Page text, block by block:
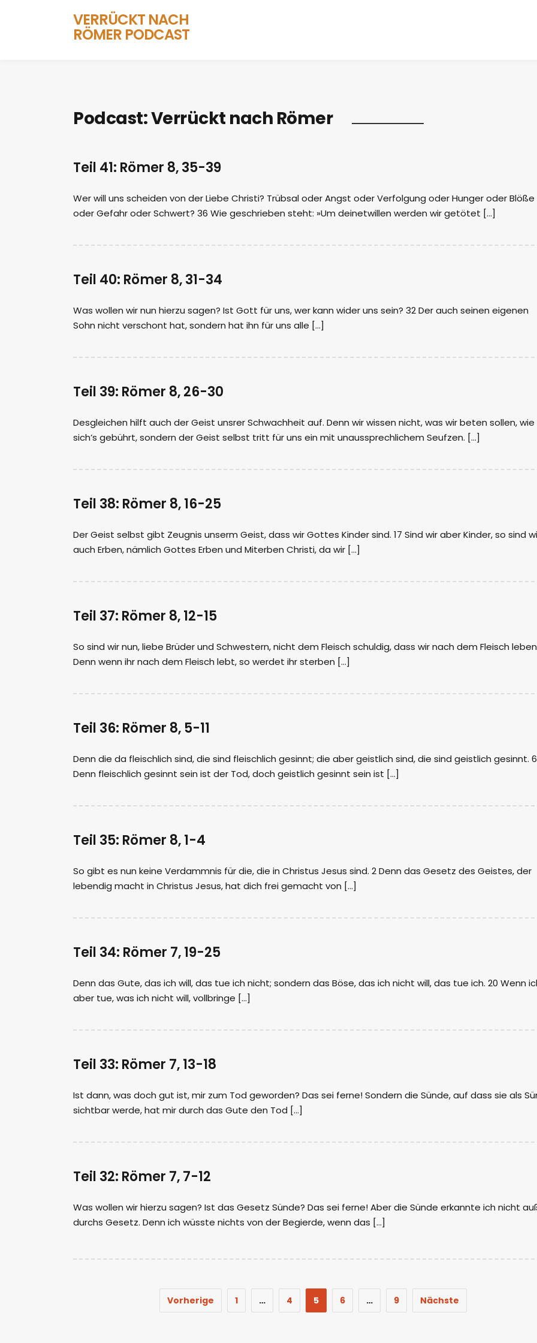
VERRÜCKT NACH
RÖMER PODCAST
Podcast:Verrückt nach Römer
Teil 41: Römer 8, 35-39
Wer will uns scheiden von der Liebe Christi? Trübsal oder Angst oder Verfolgung oder Hunger oder Blöße
oder Gefahr oder Schwert? 36 Wie geschrieben steht: »Um deinetwillen werden wir getötet […]
Teil 40: Römer 8, 31-34
Was wollen wir nun hierzu sagen? Ist Gott für uns, wer kann wider uns sein? 32 Der auch seinen eigenen
Sohn nicht verschont hat, sondern hat ihn für uns alle […]
Teil 39: Römer 8, 26-30
Desgleichen hilft auch der Geist unsrer Schwachheit auf. Denn wir wissen nicht, was wir beten sollen, wie
sich’s gebührt, sondern der Geist selbst tritt für uns ein mit unaussprechlichem Seufzen. […]
Teil 38: Römer 8, 16-25
Der Geist selbst gibt Zeugnis unserm Geist, dass wir Gottes Kinder sind. 17 Sind wir aber Kinder, so sind
auch Erben, nämlich Gottes Erben und Miterben Christi, da wir […]
Teil 37: Römer 8, 12-15
So sind wir nun, liebe Brüder und Schwestern, nicht dem Fleisch schuldig, dass wir nach dem Fleisch
Denn wenn ihr nach dem Fleisch lebt, so werdet ihr sterben […]
Teil 36: Römer 8, 5-11
Denn die da fleischlich sind, die sind fleischlich gesinnt; die aber geistlich sind, die sind geistlich gesinnt. 6
Denn fleischlich gesinnt sein ist der Tod, doch geistlich gesinnt sein ist […]
Teil 35: Römer 8, 1-4
So gibt es nun keine Verdammnis für die, die in Christus Jesus sind. 2 Denn das Gesetz des Geistes, der
lebendig macht in Christus Jesus, hat dich frei gemacht von […]
Teil 34: Römer 7, 19-25
Denn das Gute, das ich will, das tue ich nicht; sondern das Böse, das ich nicht will, das tue ich. 20 Wenn
aber tue, was ich nicht will, vollbringe […]
Teil 33: Römer 7, 13-18
Ist dann, was doch gut ist, mir zum Tod geworden? Das sei ferne! Sondern die Sünde, auf dass sie als
sichtbar werde, hat mir durch das Gute den Tod […]
Teil 32: Römer 7, 7-12
Was wollen wir hierzu sagen? Ist das Gesetz Sünde? Das sei ferne! Aber die Sünde erkannte ich nicht
durchs Gesetz. Denn ich wüsste nichts von der Begierde, wenn das […]
Vorherige 1 … 4 5 6 … 9 Nächste